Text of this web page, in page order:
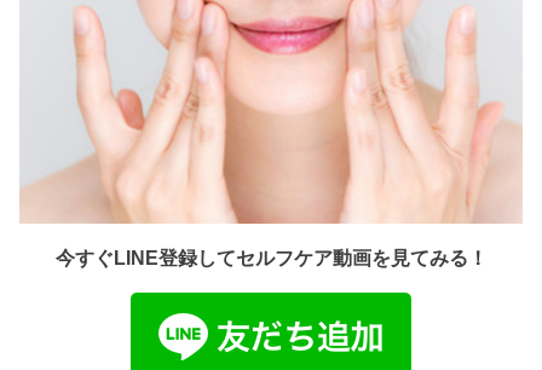
今すぐLINE登録してセルフケア動画を見てみる！